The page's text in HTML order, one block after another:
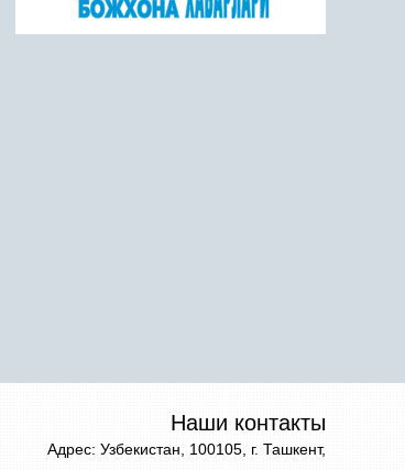
Наши контакты
Адрес: Узбекистан, 100105, г. Ташкент,